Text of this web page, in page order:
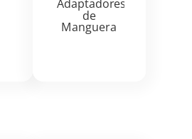
Adaptadores
de
Manguera